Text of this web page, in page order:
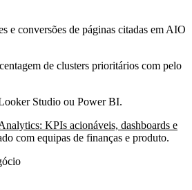
e conversões de páginas citadas em AIO
de clusters prioritários com pelo
Studio ou Power BI.
KPIs acionáveis, dashboards e
com equipas de finanças e produto.